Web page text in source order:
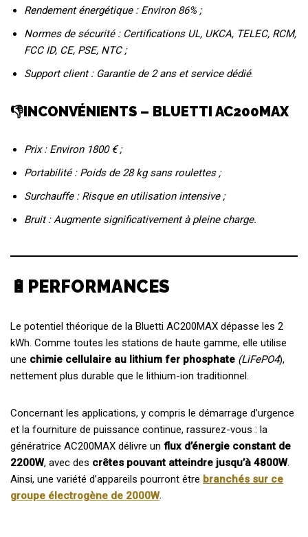
Rendement énergétique : Environ 86% ;
Normes de sécurité : Certifications UL, UKCA, TELEC, RCM,
FCC ID, CE, PSE, NTC ;
Support client : Garantie de 2 ans et service dédié.
👎INCONVÉNIENTS – BLUETTI AC200MAX
Prix : Environ 1800 € ;
Portabilité : Poids de 28 kg sans roulettes ;
Surchauffe : Risque en utilisation intensive ;
Bruit : Augmente significativement à pleine charge.
🔋PERFORMANCES
Le potentiel théorique de la Bluetti AC200MAX dépasse les 2
kWh. Comme toutes les stations de haute gamme, elle utilise
une chimie cellulaire au lithium fer phosphate (LiFePO4),
nettement plus durable que le lithium-ion traditionnel.
Concernant les applications, y compris le démarrage d’urgence
et la fourniture de puissance continue, rassurez-vous : la
génératrice AC200MAX délivre un flux d’énergie constant de
2200W, avec des crêtes pouvant atteindre jusqu’à 4800W.
Ainsi, une variété d’appareils pourront être branchés sur ce
groupe électrogène de 2000W.